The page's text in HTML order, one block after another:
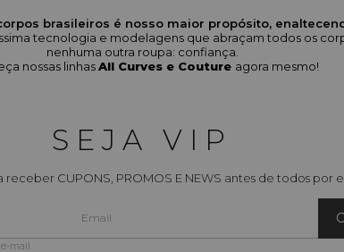
brasileiros é nosso maior propósito,
tecnologia e modelagens que abraçam todos os
nenhuma outra roupa: confiança.
nossas linhasAll Curves e Couture agora mesmo!
SEJA VIP
receber CUPONS, PROMOS E NEWS antes de todos por
mail